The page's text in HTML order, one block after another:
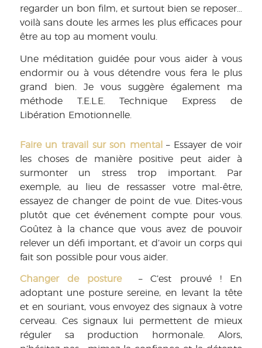
regarder un bon film, et surtout bien se reposer…
voilà sans doute les armes les plus efficaces pour
être au top au moment voulu.
Une méditation guidée pour vous aider à vous
endormir ou à vous détendre vous fera le plus
grand bien. Je vous suggère également ma
méthode T.E.L.E. Technique Express de
Libération Emotionnelle.
Faire un travail sur son mental
– Essayer de voir
les choses de manière positive peut aider à
surmonter un stress trop important. Par
exemple, au lieu de ressasser votre mal-être,
essayez de changer de point de vue. Dites-vous
plutôt que cet événement compte pour vous.
Goûtez à la chance que vous avez de pouvoir
relever un défi important, et d’avoir un corps qui
fait son possible pour vous aider.
Changer de posture
– C’est prouvé ! En
adoptant une posture sereine, en levant la tête
et en souriant, vous envoyez des signaux à votre
cerveau. Ces signaux lui permettent de mieux
réguler sa production hormonale. Alors,